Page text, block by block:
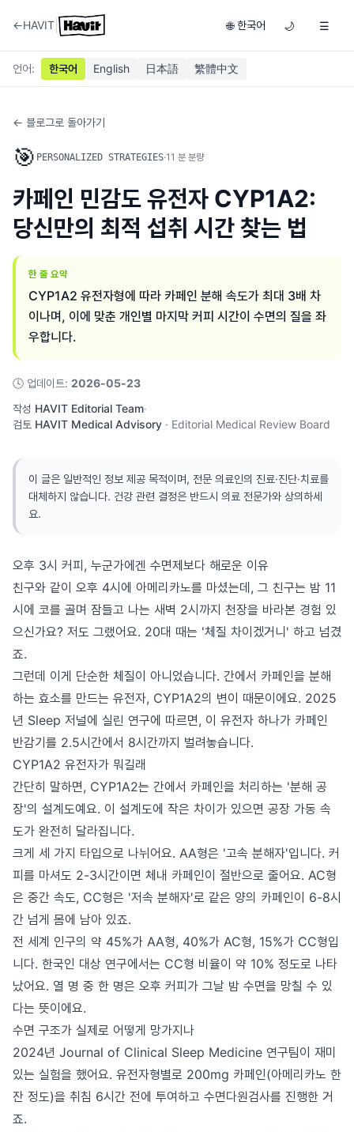
←HAVIT 🌐 한국어 🌙 ☰
언어: 한국어 English 日本語 繁體中文
← 블로그로 돌아가기
🎯 PERSONALIZED STRATEGIES·11 분 분량
카페인 민감도 유전자 CYP1A2:
당신만의 최적 섭취 시간 찾는 법
한 줄 요약
CYP1A2 유전자형에 따라 카페인 분해 속도가 최대 3배 차
이나며, 이에 맞춘 개인별 마지막 커피 시간이 수면의 질을 좌
우합니다.
🕓 업데이트: 2026-05-23
작성 HAVIT Editorial Team·
검토 HAVIT Medical Advisory · Editorial Medical Review Board
이 글은 일반적인 정보 제공 목적이며, 전문 의료인의 진료·진단·치료를
대체하지 않습니다. 건강 관련 결정은 반드시 의료 전문가와 상의하세
요.
오후 3시 커피, 누군가에겐 수면제보다 해로운 이유
친구와 같이 오후 4시에 아메리카노를 마셨는데, 그 친구는 밤 11
시에 코를 골며 잠들고 나는 새벽 2시까지 천장을 바라본 경험 있
으신가요? 저도 그랬어요. 20대 때는 '체질 차이겠거니' 하고 넘겼
죠.
그런데 이게 단순한 체질이 아니었습니다. 간에서 카페인을 분해
하는 효소를 만드는 유전자, CYP1A2의 변이 때문이에요. 2025
년 Sleep 저널에 실린 연구에 따르면, 이 유전자 하나가 카페인
반감기를 2.5시간에서 8시간까지 벌려놓습니다.
CYP1A2 유전자가 뭐길래
간단히 말하면, CYP1A2는 간에서 카페인을 처리하는 '분해 공
장'의 설계도예요. 이 설계도에 작은 차이가 있으면 공장 가동 속
도가 완전히 달라집니다.
크게 세 가지 타입으로 나뉘어요. AA형은 '고속 분해자'입니다. 커
피를 마셔도 2-3시간이면 체내 카페인이 절반으로 줄어요. AC형
은 중간 속도, CC형은 '저속 분해자'로 같은 양의 카페인이 6-8시
간 넘게 몸에 남아 있죠.
전 세계 인구의 약 45%가 AA형, 40%가 AC형, 15%가 CC형입
니다. 한국인 대상 연구에서는 CC형 비율이 약 10% 정도로 나타
났어요. 열 명 중 한 명은 오후 커피가 그날 밤 수면을 망칠 수 있
다는 뜻이에요.
수면 구조가 실제로 어떻게 망가지나
2024년 Journal of Clinical Sleep Medicine 연구팀이 재미
있는 실험을 했어요. 유전자형별로 200mg 카페인(아메리카노 한
잔 정도)을 취침 6시간 전에 투여하고 수면다원검사를 진행한 거
죠.